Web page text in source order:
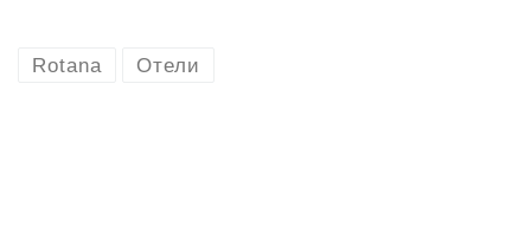
Rotana Отели